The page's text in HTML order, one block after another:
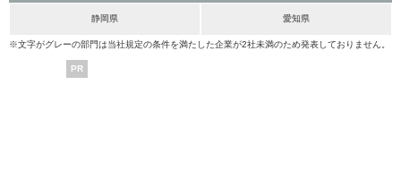
静岡県 愛知県
※文字がグレーの部門は当社規定の条件を満たした企業が2社未満のため発表しておりません。
PR